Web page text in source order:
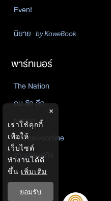
Event
นิยาย by KaweBook
พาร์ทเนอร์
The Nation
คม ชัด ลึก
Nation
Thainewsonline
ฐานเศรษฐกิจ
×
เราใช้คุกกี้
เพื่อให้
เว็บไซต์
ทำงานได้ดี
ขึ้น เพิ่มเติม
ยอมรับ